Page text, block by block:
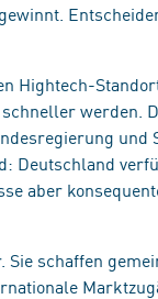
Hightech-
werden.
und
Deutschland
aber
schaffen